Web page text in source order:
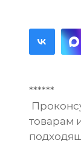
******
товарам